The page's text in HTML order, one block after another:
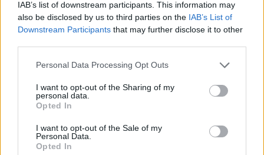
IAB’s list of downstream participants. This information may
also be disclosed by us to third parties on the IAB’s List of
Downstream Participants that may further disclose it to other
Personal Data Processing Opt Outs
I want to opt-out of the Sharing of my
personal data.
Opted In
I want to opt-out of the Sale of my
Personal Data.
Opted In
Mateo Chávez verruilt Chivas voor AZ. De 21-jarige
verdediger tekent tot 2030 in Alkmaar en geldt als een
investering voor de lange termijn. Chávez staat bekend om
zijn dynamiek en verdedigende zekerheid—kenmerken die
8. Olivier Boscagli – PSV (vertrek,
Na zes seizoenen is het PSV-tijdperk van